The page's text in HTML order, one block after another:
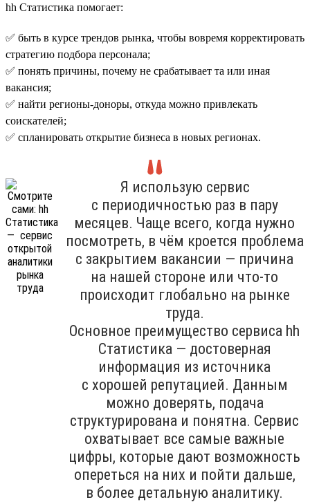
hh Статистика помогает:
✅ быть в курсе трендов рынка, чтобы вовремя корректировать
стратегию подбора персонала;
✅ понять причины, почему не срабатывает та или иная
вакансия;
✅ найти регионы-доноры, откуда можно привлекать
соискателей;
✅ спланировать открытие бизнеса в новых регионах.
Я использую сервис
с периодичностью раз в пару
месяцев. Чаще всего, когда нужно
посмотреть, в чём кроется проблема
с закрытием вакансии — причина
на нашей стороне или что-то
происходит глобально на рынке
труда.
Основное преимущество сервиса hh
Cтатистика — достоверная
информация из источника
с хорошей репутацией. Данным
можно доверять, подача
структурирована и понятна. Сервис
охватывает все самые важные
цифры, которые дают возможность
опереться на них и пойти дальше,
в более детальную аналитику.